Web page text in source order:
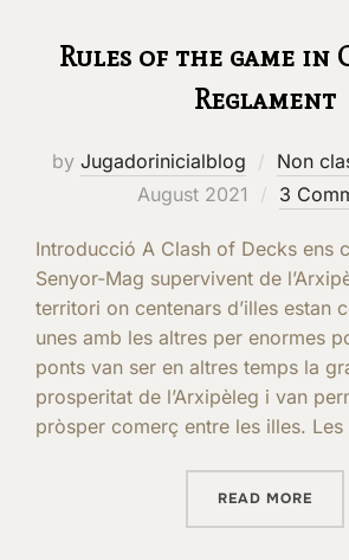
Rules of the game in
Reglament
by Jugadorinicialblog Non
August 2021
3
Introducció A Clash of Decks ens
Senyor-Mag supervivent de
territori on centenars d’illes estan
unes amb les altres per enormes
ponts van ser en altres temps la
prosperitat de l’Arxipèleg i van
pròsper comerç entre les illes.
READ MORE